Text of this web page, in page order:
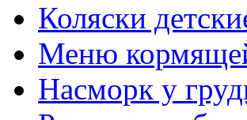
Коляски
Меню
Насморк у